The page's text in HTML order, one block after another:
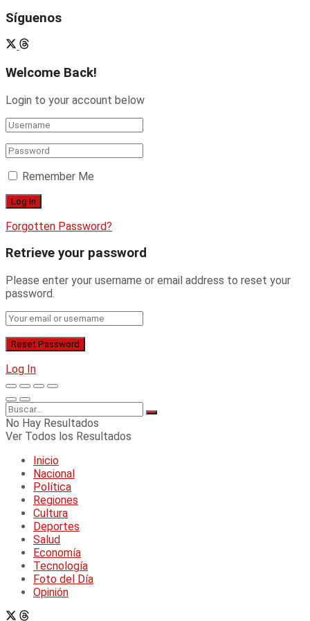
Síguenos
Welcome Back!
Login to your account below
Remember Me
Forgotten Password?
Retrieve your password
Please enter your username or email address to reset your
password.
Log In
No Hay Resultados
Ver Todos los Resultados
Inicio
Nacional
Política
Regiones
Cultura
Deportes
Salud
Economía
Tecnología
Foto del Día
Opinión